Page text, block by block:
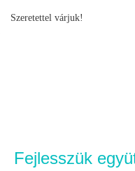
Szeretettel várjuk!
A Trebag
Fejlesszük